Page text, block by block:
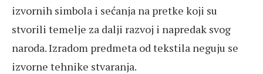
izvornih simbola i sećanja na pretke koji su
stvorili temelje za dalji razvoj i napredak svog
naroda. Izradom predmeta od tekstila neguju se
izvorne tehnike stvaranja.